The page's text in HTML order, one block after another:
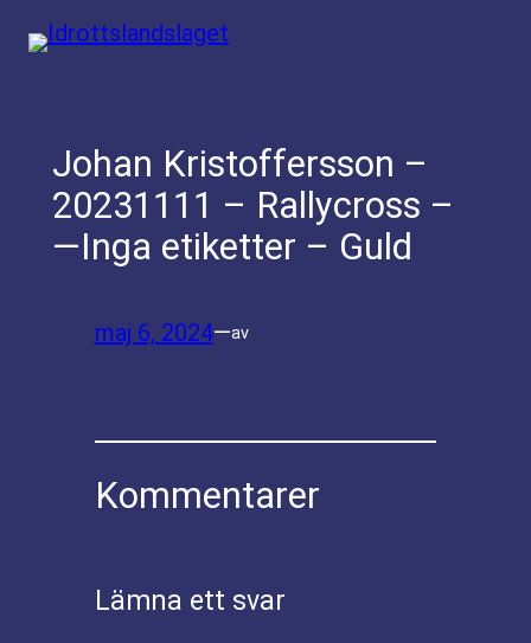
Hoppa
Johan Kristoffersson –
20231111 – Rallycross –
—Inga etiketter – Guld
maj 6, 2024—av
Kommentarer
Lämna ett svar